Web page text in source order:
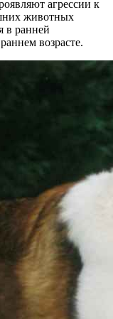
агрессии к
животных
в ранней
возрасте.